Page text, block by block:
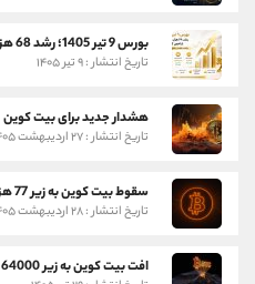
تاریخ انتشار : ۹ تیر ۱۴۰۵
هشدار جدید برای بیت کوین
تاریخ انتشار : ۲۷ اردیبهشت ۱۴۰۵
سقوط بیت کوین به زیر 77 هزار دلار
تاریخ انتشار : ۲۸ اردیبهشت ۱۴۰۵
افت بیت کوین به زیر 64000 دلار